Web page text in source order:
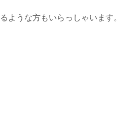
ような方もいらっしゃいます。